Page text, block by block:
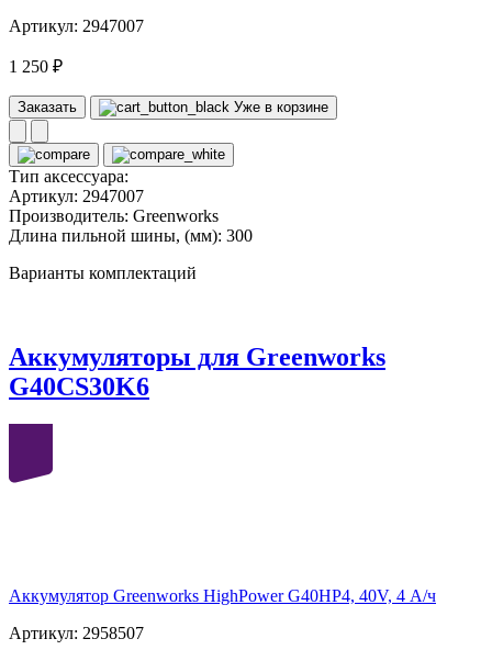
Артикул: 2947007
1 250 ₽
Заказать Уже в корзине
Тип аксессуара:
Артикул: 2947007
Производитель: Greenworks
Длина пильной шины, (мм): 300
Варианты комплектаций
Аккумуляторы для Greenworks
G40CS30K6
Аккумулятор Greenworks HighPower G40HP4, 40V, 4 А/ч
Артикул: 2958507